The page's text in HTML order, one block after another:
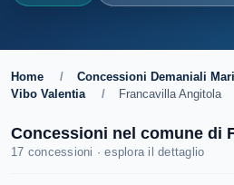
Home / Concessioni Demaniali
Vibo Valentia
/ Francavilla Angitola
Concessioni nel comune di
17 concessioni · esplora il dettaglio